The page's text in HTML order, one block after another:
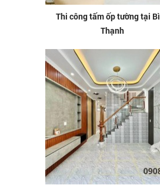
Thi công tấm ốp tường tại
Thạnh